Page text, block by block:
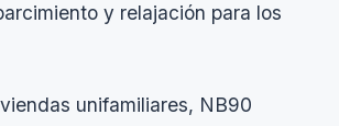
y relajación para los
unifamiliares, NB90